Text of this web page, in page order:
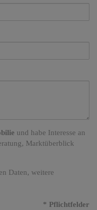
und habe Interesse an
Marktüberblick
Daten, weitere
* Pflichtfelder